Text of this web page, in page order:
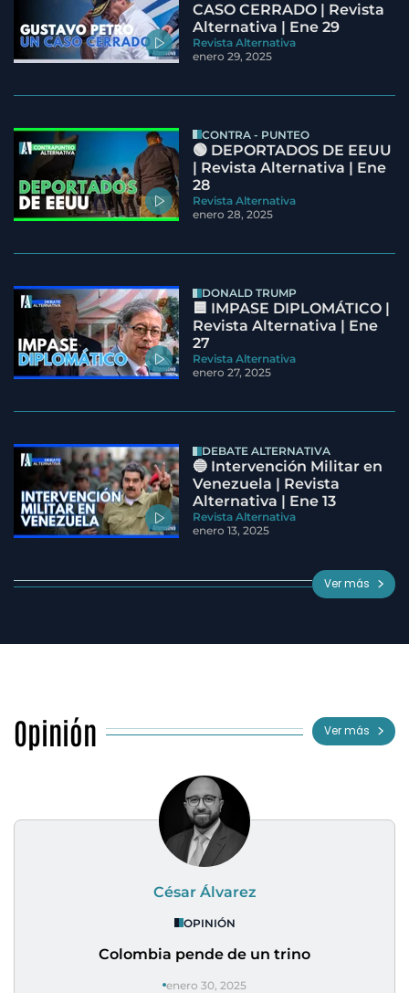
CASO CERRADO | Revista
Alternativa | Ene 29
Revista Alternativa
enero 29, 2025
CONTRA - PUNTEO
🟢 DEPORTADOS DE EEUU
| Revista Alternativa | Ene
28
Revista Alternativa
enero 28, 2025
DONALD TRUMP
🟦 IMPASE DIPLOMÁTICO |
Revista Alternativa | Ene
27
Revista Alternativa
enero 27, 2025
DEBATE ALTERNATIVA
🔵 Intervención Militar en
Venezuela | Revista
Alternativa | Ene 13
Revista Alternativa
enero 13, 2025
Ver más
Opinión Ver más
César Álvarez
OPINIÓN
Colombia pende de un trino
enero 30, 2025